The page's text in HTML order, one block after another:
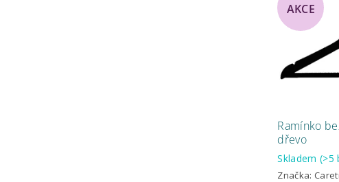
AKCE
Ramínko
dřevo
Skladem (>5
Značka: